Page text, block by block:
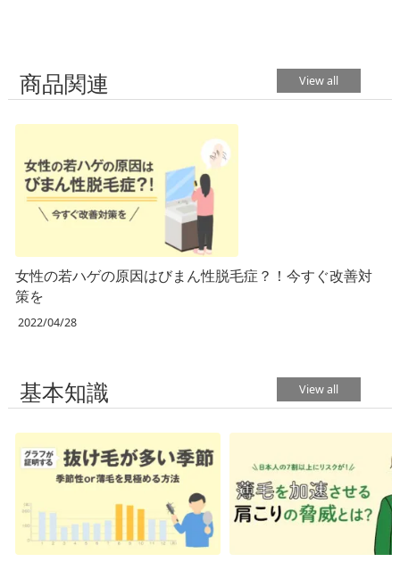
View all
商品関連
女性の若ハゲの原因はびまん性脱毛症？！今すぐ改善対
策を
2022/04/28
View all
基本知識